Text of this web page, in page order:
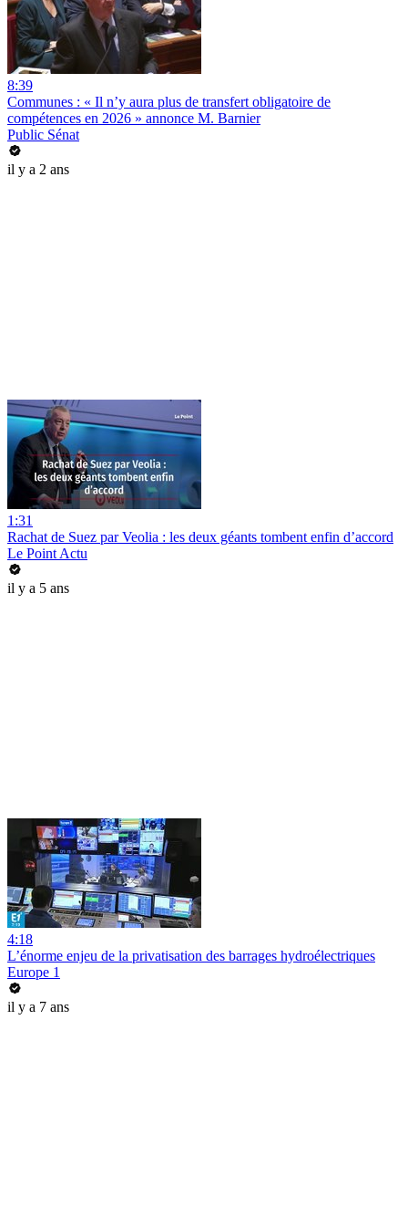
8:39
Communes : « Il n’y aura plus de transfert obligatoire de
compétences en 2026 » annonce M. Barnier
Public Sénat
il y a 2 ans
1:31
Rachat de Suez par Veolia : les deux géants tombent enfin d’accord
Le Point Actu
il y a 5 ans
4:18
L’énorme enjeu de la privatisation des barrages hydroélectriques
Europe 1
il y a 7 ans